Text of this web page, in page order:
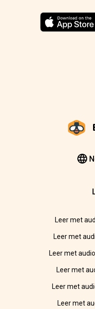
Leer met
Leer met
Leer met
Leer met
Leer met
Leer met